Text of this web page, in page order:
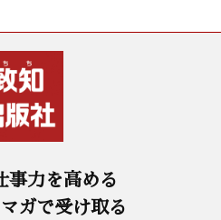
事力を高める
ガで受け取る